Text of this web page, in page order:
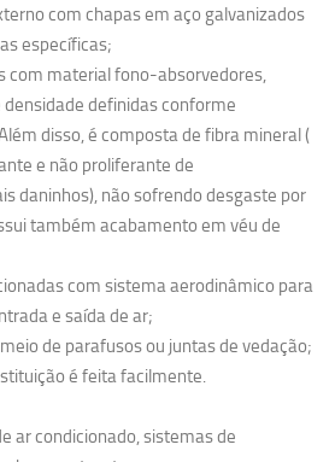
com chapas em aço galvanizados
específicas;
com material fono-absorvedores,
definidas conforme
disso, é composta de fibra mineral (
e não proliferante de
daninhos), não sofrendo desgaste por
também acabamento em véu de
com sistema aerodinâmico para
e saída de ar;
de parafusos ou juntas de vedação;
é feita facilmente.
ar condicionado, sistemas de